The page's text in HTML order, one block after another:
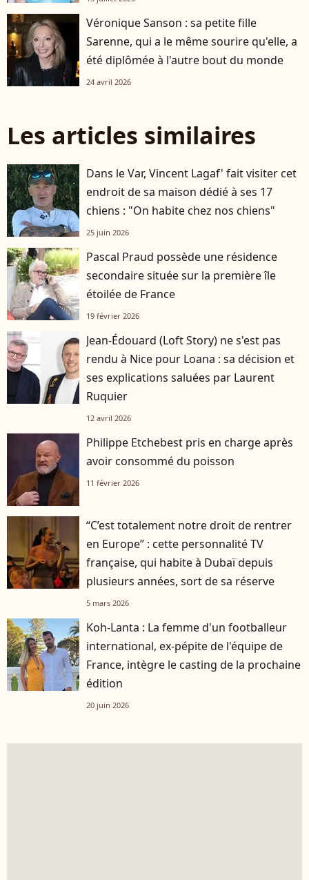
Véronique Sanson : sa petite fille
Sarenne, qui a le même sourire qu'elle, a
été diplômée à l'autre bout du monde
24 avril 2026
Les articles similaires
Dans le Var, Vincent Lagaf' fait visiter cet
endroit de sa maison dédié à ses 17
chiens : "On habite chez nos chiens"
25 juin 2026
Pascal Praud possède une résidence
secondaire située sur la première île
étoilée de France
19 février 2026
Jean-Édouard (Loft Story) ne s'est pas
rendu à Nice pour Loana : sa décision et
ses explications saluées par Laurent
Ruquier
12 avril 2026
Philippe Etchebest pris en charge après
avoir consommé du poisson
11 février 2026
“C’est totalement notre droit de rentrer
en Europe” : cette personnalité TV
française, qui habite à Dubaï depuis
plusieurs années, sort de sa réserve
5 mars 2026
Koh-Lanta : La femme d'un footballeur
international, ex-pépite de l'équipe de
France, intègre le casting de la prochaine
édition
20 juin 2026